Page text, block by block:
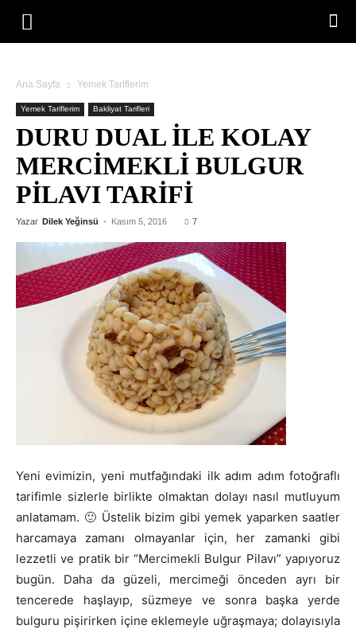
Ana Sayfa Yemek Tariflerim
Yemek Tariflerim Bakliyat Tarifleri
DURU DUAL ILE KOLAY
MERCIMEKLI BULGUR
PILAVI TARIFI
Yazar Dilek Yeğinsü - Kasım 5, 2016 7
Yeni evimizin, yeni mutfağındaki ilk adım adım fotoğraflı
tarifimle sizlerle birlikte olmaktan dolayı nasıl mutluyum
anlatamam. 🙂 Üstelik bizim gibi yemek yaparken saatler
harcamaya zamanı olmayanlar için, her zamanki gibi
lezzetli ve pratik bir “Mercimekli Bulgur Pilavı” yapıyoruz
bugün. Daha da güzeli, mercimeği önceden ayrı bir
tencerede haşlayıp, süzmeye ve sonra başka yerde
bulguru pişirirken içine eklemeyle uğraşmaya; dolayısıyla